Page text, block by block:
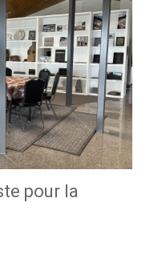
pour la